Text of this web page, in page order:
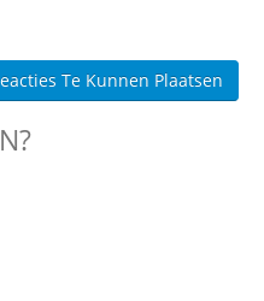
Te Kunnen Plaatsen